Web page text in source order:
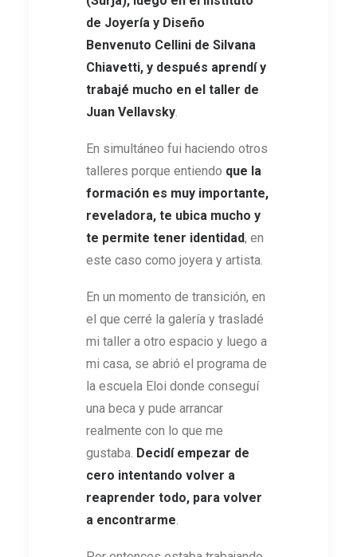
de Joyería y Diseño
Benvenuto Cellini de Silvana
Chiavetti, y después aprendí y
trabajé mucho en el taller de
Juan Vellavsky
En simultáneo fui haciendo otros
talleres porque entiendo que la
formación es muy importante,
reveladora, te ubica mucho y
te permite tener identidad, en
este caso como joyera y artista.
En un momento de transición, en
el que cerré la galería y trasladé
mi taller a otro espacio y luego a
mi casa, se abrió el programa de
la escuela Eloi donde conseguí
una beca y pude arrancar
realmente con lo que me
gustaba. Decidí empezar de
cero intentando volver a
reaprender todo, para volver
a encontrarme